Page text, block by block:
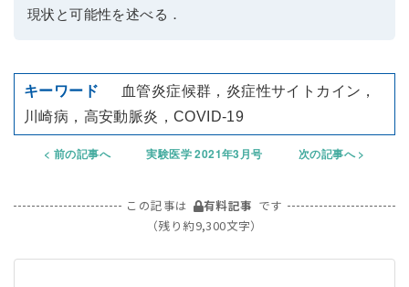
現状と可能性を述べる．
血管炎症候群，炎症性サイトカイン，
川崎病，高安動脈炎，COVID-19
前の記事へ 実験医学 2021年3月号 次の記事へ
この記事は 有料記事 です
（残り約9,300文字）